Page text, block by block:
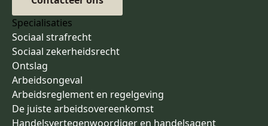
Specialisaties
Sociaal strafrecht
Sociaal zekerheidsrecht
Ontslag
Arbeidsongeval
Arbeidsreglement en regelgeving
De juiste arbeidsovereenkomst
Handelsvertegenwoordiger en handelsagent